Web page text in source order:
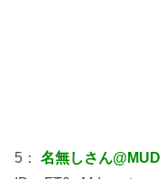
5： 名無しさん@MUD